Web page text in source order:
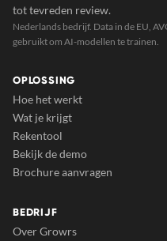
tot tevreden review.
Nederlands bedrijf. Data in de EU,
gebruikt om AI-modellen te trainen.
OPLOSSING
Hoe het werkt
Wat je krijgt
Rekentool
Bekijk de demo
Brochure aanvragen
BEDRIJF
Over Growrs